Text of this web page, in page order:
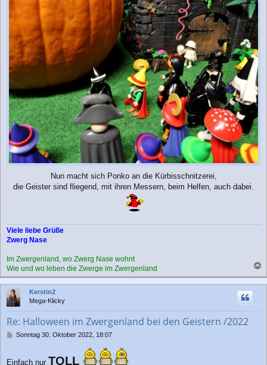
Nun macht sich Ponko an die Kürbisschnitzerei,
die Geister sind fliegend, mit ihren Messern, beim Helfen, auch dabei.
Viele liebe Grüße
Zwerg Nase
Im Zwergenland, wo Zwerg Nase wohnt
Wie und wo leben die Zwerge im Zwergenland
a
c
Kerstin2
Mega-Klicky
Re: Halloween im Zwergenland bei den Geistern /2022
B
t
Sonntag 30. Oktober 2022, 18:07
Einfach nur TOLL